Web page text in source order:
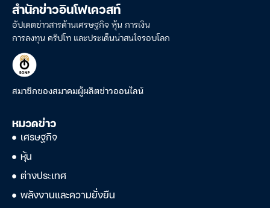
สำนักข่าวอินโฟเควสท์
อัปเดตข่าวสารด้านเศรษฐกิจ หุ้น การเงิน
การลงทุน คริปโท และประเด็นน่าสนใจรอบโลก
สมาชิกของสมาคมผู้ผลิตข่าวออนไลน์
หมวดข่าว
เศรษฐกิจ
หุ้น
ต่างประเทศ
พลังงานและความยั่งยืน